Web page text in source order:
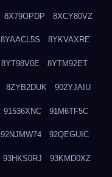
8X79OPDP 8XCY80VZ
8YAACL5S 8YKVAXRE
8YT98V0E 8YTM92ET
8ZYB2DUK 902YJAIU
91536XNC 91M6TF5C
92NJMW74 92QEGUIC
93HKS0RJ 93KMD0XZ